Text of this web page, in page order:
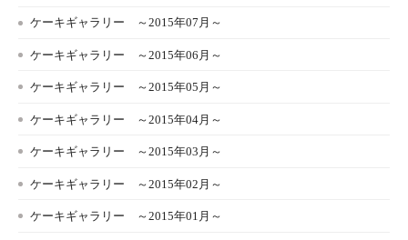
ケーキギャラリー ～2015年07月～
ケーキギャラリー ～2015年06月～
ケーキギャラリー ～2015年05月～
ケーキギャラリー ～2015年04月～
ケーキギャラリー ～2015年03月～
ケーキギャラリー ～2015年02月～
ケーキギャラリー ～2015年01月～